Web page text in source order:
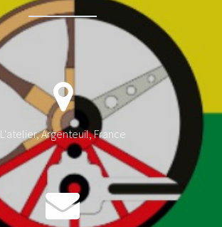
L'atelier, Argenteuil, France